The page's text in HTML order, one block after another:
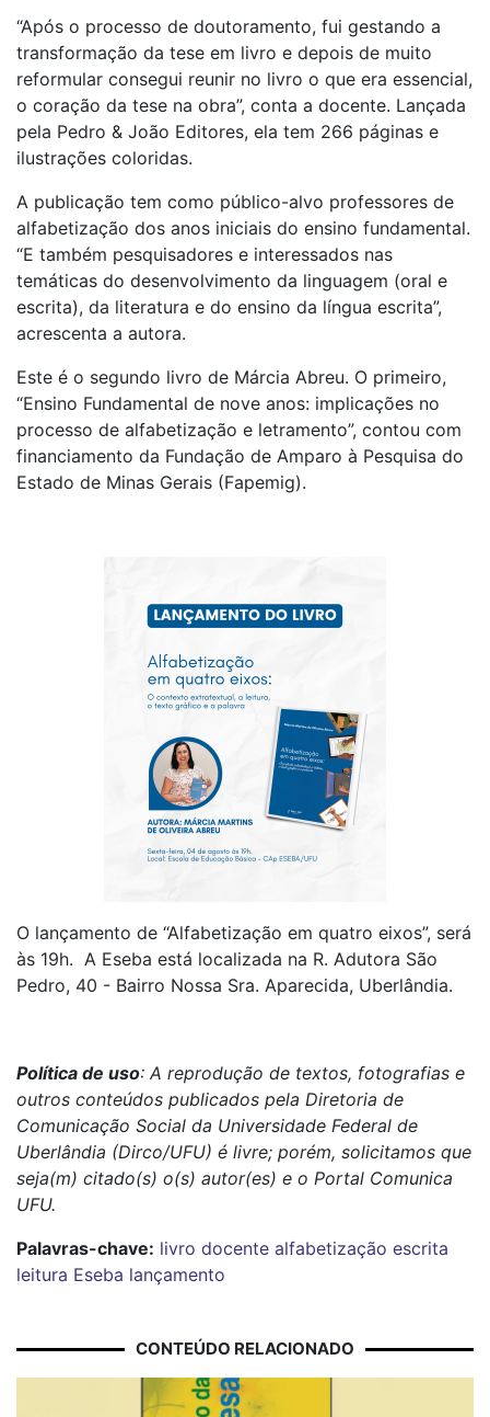
“Após o processo de doutoramento, fui gestando a
transformação da tese em livro e depois de muito
reformular consegui reunir no livro o que era essencial,
o coração da tese na obra”, conta a docente. Lançada
pela Pedro & João Editores, ela tem 266 páginas e
ilustrações coloridas.
A publicação tem como público-alvo professores de
alfabetização dos anos iniciais do ensino fundamental.
“E também pesquisadores e interessados nas
temáticas do desenvolvimento da linguagem (oral e
escrita), da literatura e do ensino da língua escrita”,
acrescenta a autora.
Este é o segundo livro de Márcia Abreu. O primeiro,
“Ensino Fundamental de nove anos: implicações no
processo de alfabetização e letramento”, contou com
financiamento da Fundação de Amparo à Pesquisa do
Estado de Minas Gerais (Fapemig).
O lançamento de “Alfabetização em quatro eixos”, será
às 19h. A Eseba está localizada na R. Adutora São
Pedro, 40 - Bairro Nossa Sra. Aparecida, Uberlândia.
Política de uso: A reprodução de textos, fotografias e
outros conteúdos publicados pela Diretoria de
Comunicação Social da Universidade Federal de
Uberlândia (Dirco/UFU) é livre; porém, solicitamos que
seja(m) citado(s) o(s) autor(es) e o Portal Comunica
UFU.
Palavras-chave: livro docente alfabetização escrita
leitura Eseba lançamento
CONTEÚDO RELACIONADO